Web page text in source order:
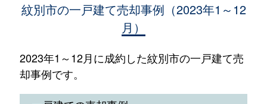
紋別市の一戸建て売却事例（2023年1～12
月）
2023年1～12月に成約した紋別市の一戸建て売
却事例です。